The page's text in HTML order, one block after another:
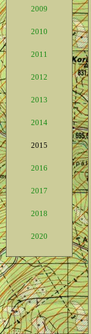
2009
2010
2011
2012
2013
2014
2015
2016
2017
2018
2020